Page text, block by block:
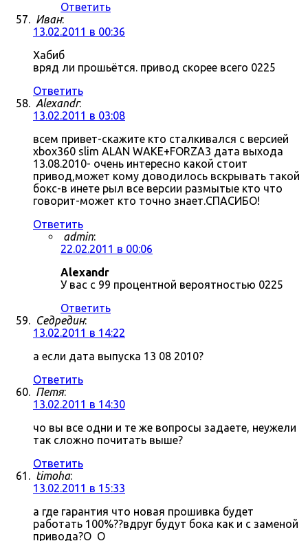
Ответить
Иван:
13.02.2011 в 00:36
Хабиб
вряд ли прошьётся. привод скорее всего 0225
Ответить
Alexandr:
13.02.2011 в 03:08
всем привет-скажите кто сталкивался с версией
xbox360 slim ALAN WAKE+FORZA3 дата выхода
13.08.2010- очень интересно какой стоит
привод,может кому доводилось вскрывать такой
бокс-в инете рыл все версии размытые кто что
говорит-может кто точно знает.СПАСИБО!
Ответить
admin:
22.02.2011 в 00:06
Alexandr
У вас с 99 процентной вероятностью 0225
Ответить
Седредин:
13.02.2011 в 14:22
а если дата выпуска 13 08 2010?
Ответить
Петя:
13.02.2011 в 14:30
чо вы все одни и те же вопросы задаете, неужели
так сложно почитать выше?
Ответить
timoha:
13.02.2011 в 15:33
а где гарантия что новая прошивка будет
работать 100%??вдруг будут бока как и с заменой
привода?О_О